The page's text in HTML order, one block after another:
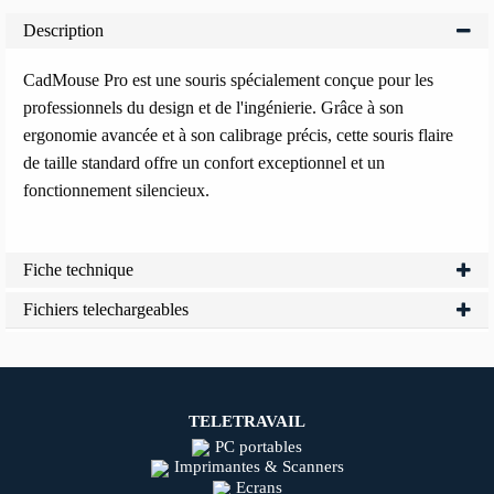
Description
CadMouse Pro est une souris spécialement conçue pour les
professionnels du design et de l'ingénierie. Grâce à son
ergonomie avancée et à son calibrage précis, cette souris flaire
de taille standard offre un confort exceptionnel et un
fonctionnement silencieux.
Fiche technique
Fichiers telechargeables
TELETRAVAIL
PC portables
Imprimantes & Scanners
Ecrans